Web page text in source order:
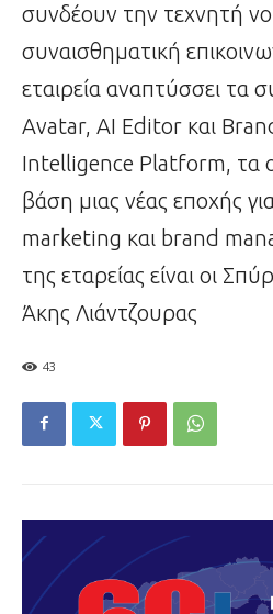
συνδέουν την τεχνητή
συναισθηματική
εταιρεία αναπτύσσει τα
Avatar, AI Editor και
Intelligence Platform, τα
βάση μιας νέας εποχής
marketing και brand
της εταρείας είναι οι
Άκης Λιάντζουρας
43